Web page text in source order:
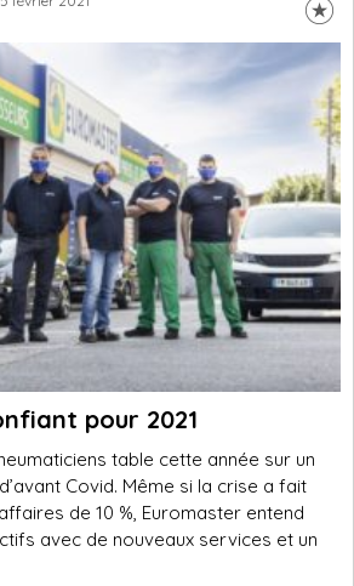
pour 2021
table cette année sur un
Covid. Même si la crise a fait
de 10 %, Euromaster entend
avec de nouveaux services et un